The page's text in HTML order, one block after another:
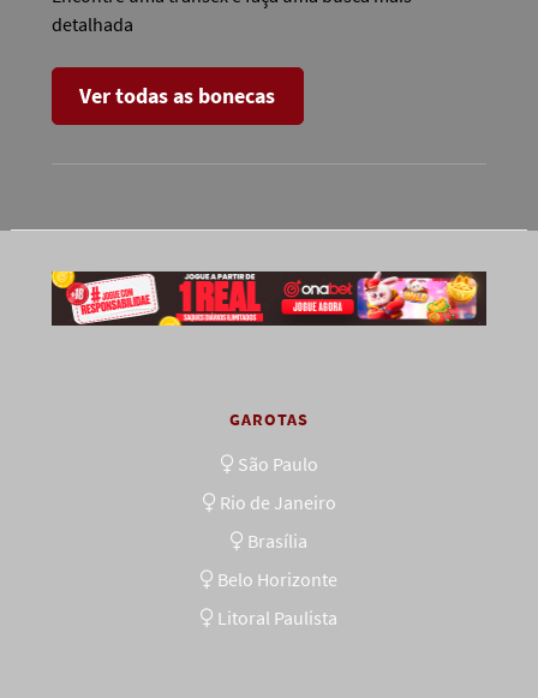
detalhada
Ver todas as bonecas
GAROTAS
São Paulo
Rio de Janeiro
Brasília
Belo Horizonte
Litoral Paulista